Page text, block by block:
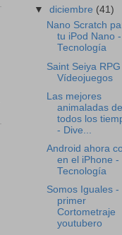
▼diciembre (41)
Nano Scratch
tu iPod Nano -
Tecnología
Saint Seiya
Vídeojuegos
Las mejores
animaladas de
todos los
- Dive...
Android ahora
en el iPhone -
Tecnología
Somos Iguales -
primer
Cortometraje
youtubero